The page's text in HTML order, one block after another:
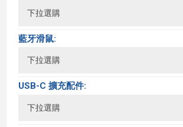
藍牙滑鼠:
USB-C 擴充配件: